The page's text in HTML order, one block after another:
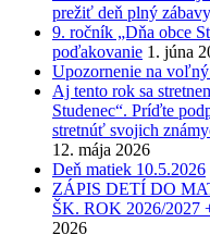
prežiť deň plný
9. ročník „Dňa obce
poďakovanie 1. júna
Upozornenie na
Aj tento rok sa
Studenec“. Príďte
stretnúť svojich
12. mája 2026
Deň matiek 10.5.2026
ZÁPIS DETÍ DO
ŠK. ROK 2026/2027
2026